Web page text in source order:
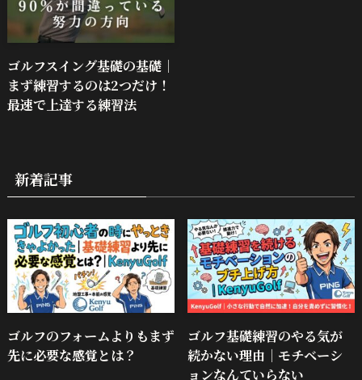
ゴルフスイング基礎の基礎｜
まず練習するのは2つだけ！
最速で上達する練習法
新着記事
ゴルフのフォームよりもまず
先に必要な感覚とは？
ゴルフ基礎練習のやる気が
続かない理由｜モチベーシ
ョンなんていらない